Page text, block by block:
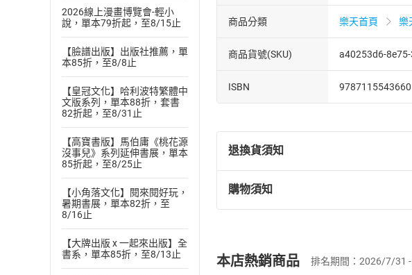
2026線上漫畫博覽會-輕小
說，單本79折起，至8/15止
【臉譜出版】出版社推薦，單
本85折，至8/8止
【皇冠文化】哈利波特繁體中
文版系列，單本88折，套書
82折起，至8/31止
【高寶書版】馬伯庸《桃花源
沒事兒》系列延伸書展，單本
85折起，至8/25止
【小角落文化】閱來閱好玩，
暑期書展，單本82折，至
8/16止
【大牌出版 x 一起來出版】全
書系，單本85折，至8/13止
商品分類 樂天首頁 樂
商品貨號(SKU) a40253d6-
ISBN 9787115543660
退換貨須知
退換貨規定：
(一)依消費者保護法第19條第1
(二)消費者訂購本店鋪之商品即
購物須知
本店熱銷商品 排名期間：2026/7/31